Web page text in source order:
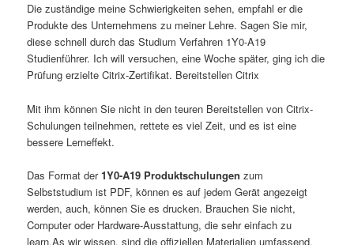
Die zuständige meine Schwierigkeiten sehen, empfahl er die
Produkte des Unternehmens zu meiner Lehre. Sagen Sie mir,
diese schnell durch das Studium Verfahren 1Y0-A19
Studienführer. Ich will versuchen, eine Woche später, ging ich die
Prüfung erzielte Citrix-Zertifikat. Bereitstellen Citrix
Mit ihm können Sie nicht in den teuren Bereitstellen von Citrix-
Schulungen teilnehmen, rettete es viel Zeit, und es ist eine
bessere Lerneffekt.
Das Format der1Y0-A19 Produktschulungen zum
Selbststudium ist PDF, können es auf jedem Gerät angezeigt
werden, auch, können Sie es drucken. Brauchen Sie nicht,
Computer oder Hardware-Ausstattung, die sehr einfach zu
learn.As wir wissen, sind die offiziellen Materialien umfassend,